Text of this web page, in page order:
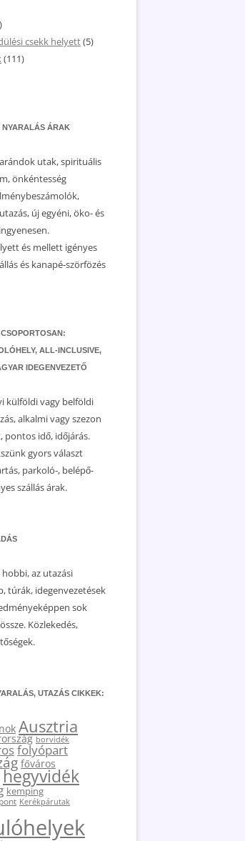
csekk helyett(5)
(111)
NYARALÁS ÁRAK
utak, spirituális
önkéntesség
új egyéni, öko- és
és mellett igényes
és kanapé-szörfözés
ALL-INCLUSIVE,
IDEGENVEZETŐ
külföldi vagy belföldi
alkalmi vagy szezon
pontos idő, időjárás.
gyors választ
parkoló-, belépő-
szállás árak.
az utazási
túrák, idegenvezetések
sok
Közlekedés,
UTAZÁS CIKKEK:
Ausztria
borvidék
folyópart
főváros
hegyvidék
kemping
Kerékpárutak